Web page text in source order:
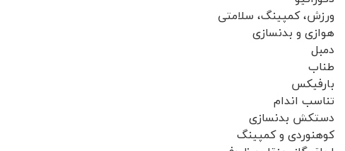
ورزش، کمپینگ، سلامتی
هوازی و بدنسازی
دمبل
طناب
بارفیکس
تناسب اندام
دستکش بدنسازی
کوهنوردی و کمپینگ